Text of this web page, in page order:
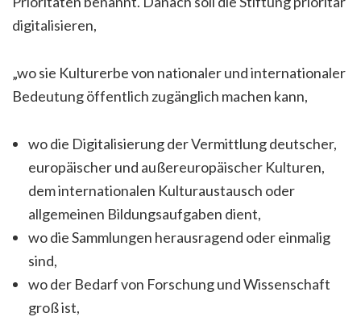
digitalisieren,
„wo sie Kulturerbe von nationaler und internationaler
Bedeutung öffentlich zugänglich machen kann,
wo die Digitalisierung der Vermittlung deutscher,
europäischer und außereuropäischer Kulturen,
dem internationalen Kulturaustausch oder
allgemeinen Bildungsaufgaben dient,
wo die Sammlungen herausragend oder einmalig
sind,
wo der Bedarf von Forschung und Wissenschaft
groß ist,